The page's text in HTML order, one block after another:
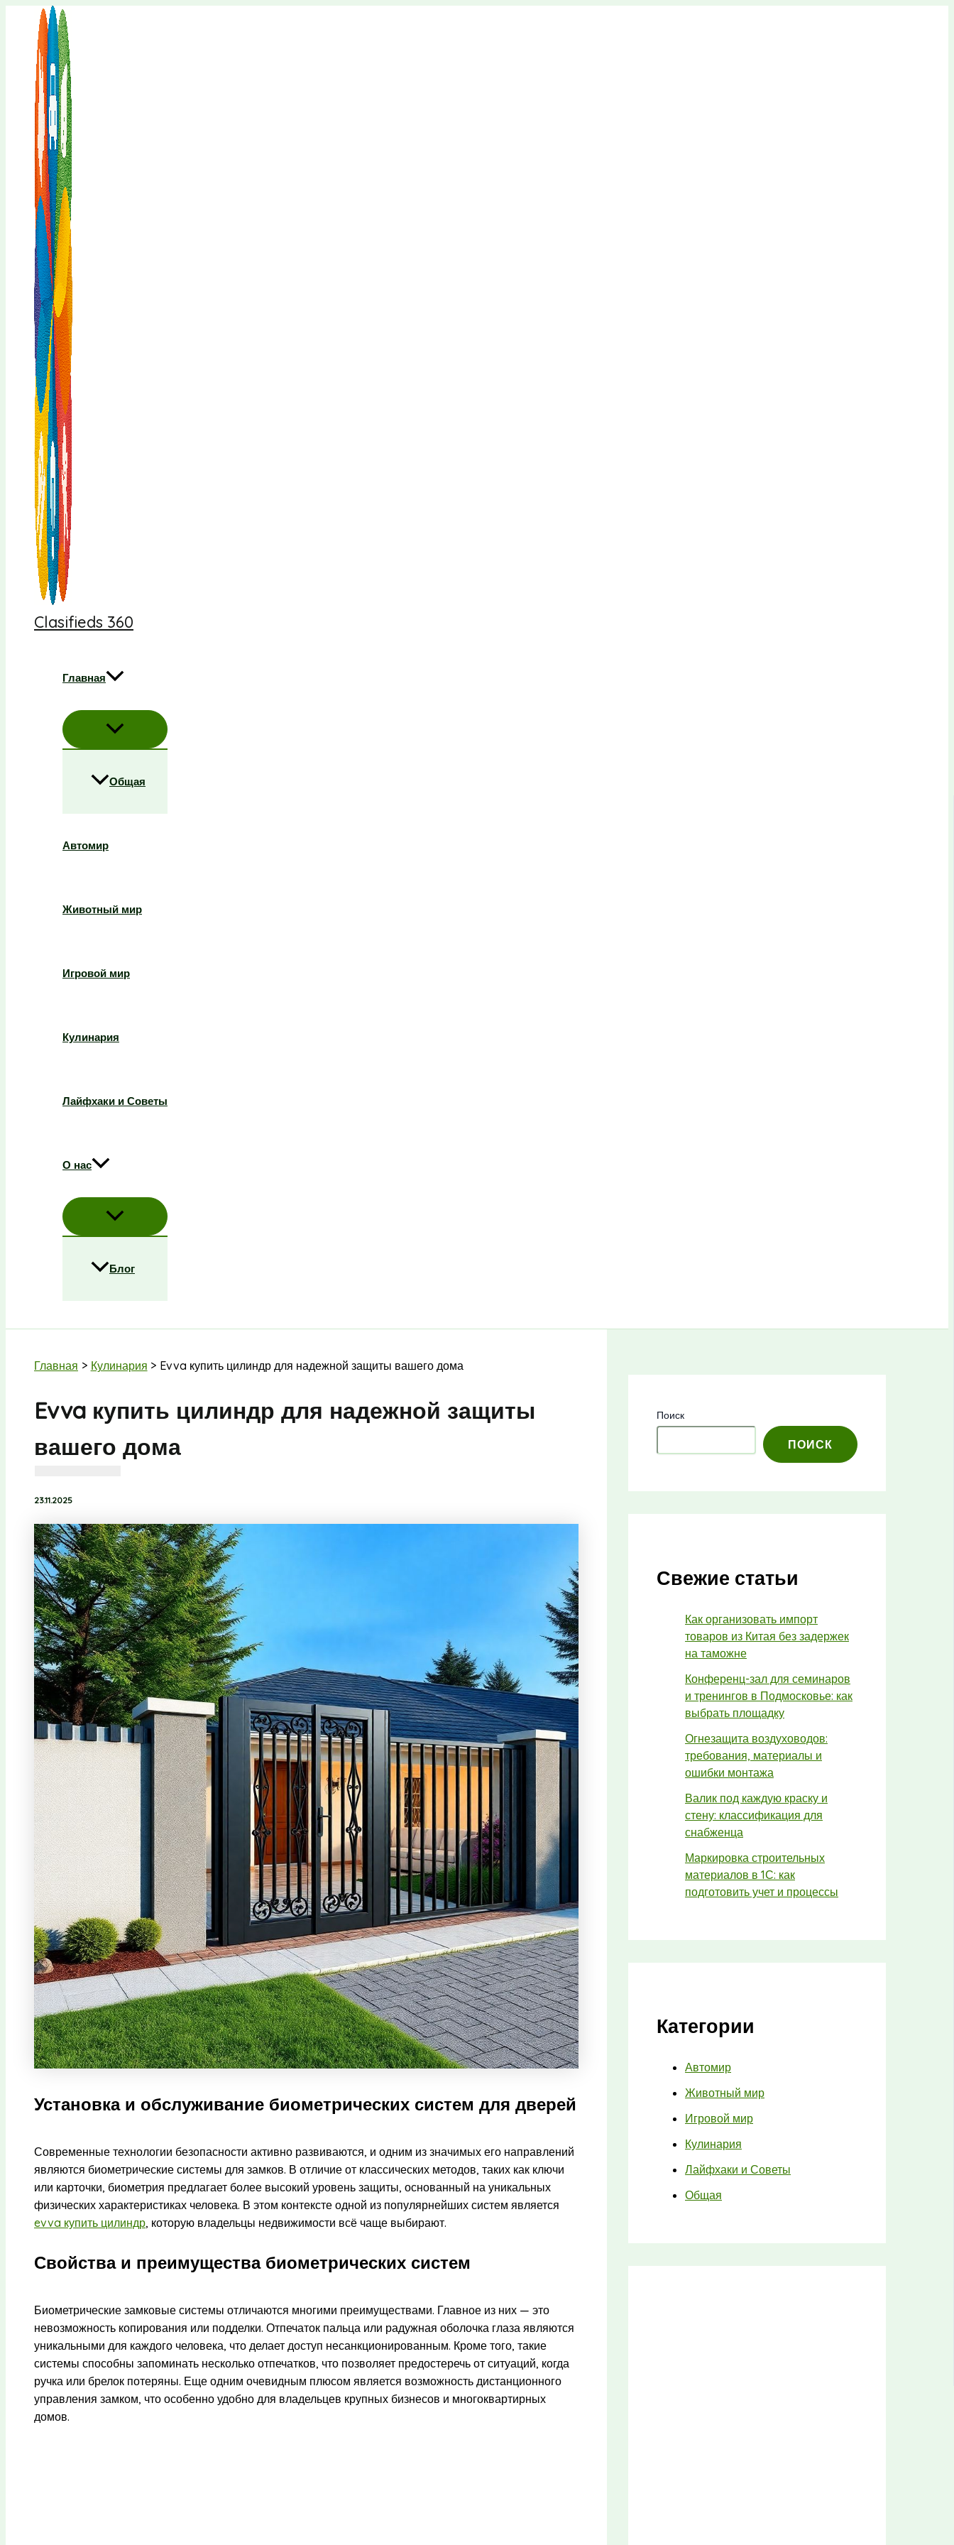
Перейти
содержимому
Clasifieds 360
Главная
Общая
Автомир
Животный мир
Игровой мир
Кулинария
Лайфхаки и Советы
О нас
Блог
Главная Кулинария Evva купить цилиндр для надежной защиты вашего дома
Evva купить цилиндр для надежной защиты
вашего дома
23.11.2025
Установка и обслуживание биометрических систем для дверей
Современные технологии безопасности активно развиваются, и одним из значимых его направлений
являются биометрические системы для замков. В отличие от классических методов, таких как ключи
или карточки, биометрия предлагает более высокий уровень защиты, основанный на уникальных
физических характеристиках человека. В этом контексте одной из популярнейших систем является
evva купить цилиндр, которую владельцы недвижимости всё чаще выбирают.
Свойства и преимущества биометрических систем
Биометрические замковые системы отличаются многими преимуществами. Главное из них — это
невозможность копирования или подделки. Отпечаток пальца или радужная оболочка глаза являются
уникальными для каждого человека, что делает доступ несанкционированным. Кроме того, такие
системы способны запоминать несколько отпечатков, что позволяет предостеречь от ситуаций, когда
ручка или брелок потеряны. Еще одним очевидным плюсом является возможность дистанционного
управления замком, что особенно удобно для владельцев крупных бизнесов и многоквартирных
домов.
Поиск
ПОИСК
Свежие статьи
Как организовать импорт
товаров из Китая без задержек
на таможне
Конференц-зал для семинаров
и тренингов в Подмосковье: как
выбрать площадку
Огнезащита воздуховодов:
требования, материалы и
ошибки монтажа
Валик под каждую краску и
стену: классификация для
снабженца
Маркировка строительных
материалов в 1С: как
подготовить учет и процессы
Категории
Автомир
Животный мир
Игровой мир
Кулинария
Лайфхаки и Советы
Общая